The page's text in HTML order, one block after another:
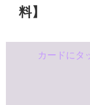
料】
カードにタ